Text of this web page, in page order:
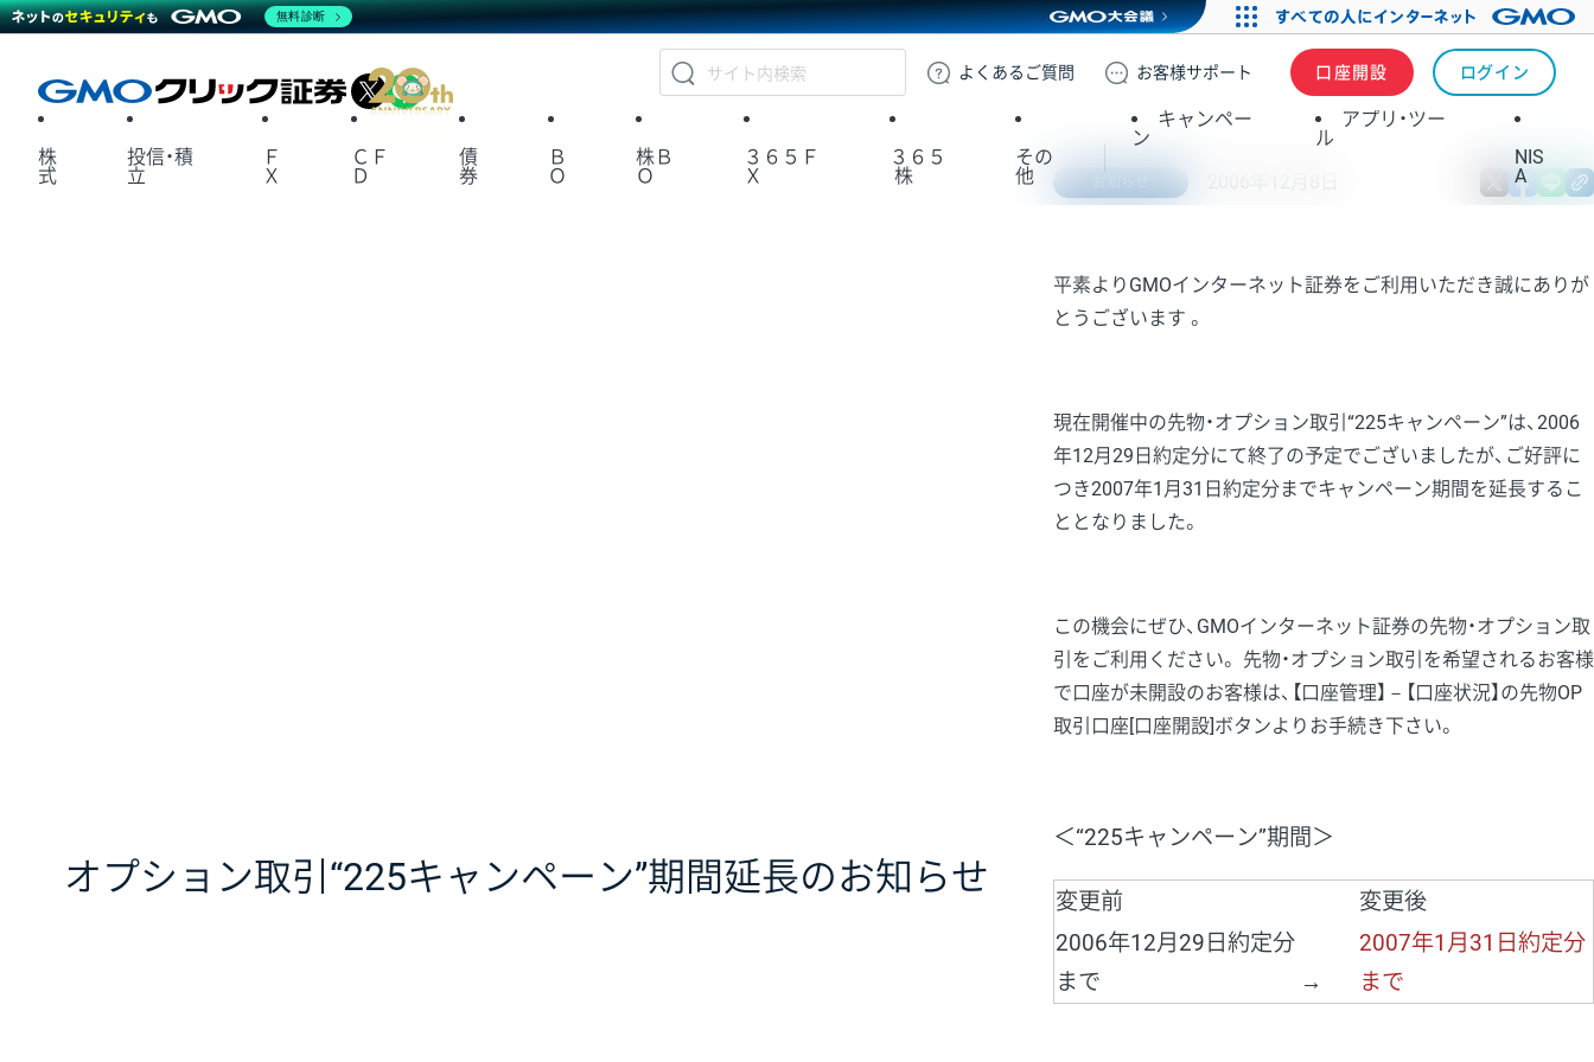
GMOクリック証券
よくある ご質問 お客様サポート 口座開設 ログイン
X
株
式
投信・積
立
Ｆ
Ｘ
ＣＦ
Ｄ
債
券
Ｂ
Ｏ
株Ｂ
Ｏ
３６５Ｆ
Ｘ
３６５
株
その
他
キャンペー
ン
アプリ・ツー
ル
NIS
A
オプション取引“225キャンペーン”期間延長のお知らせ
X
平素よりGMOインターネット証券をご利用いただき誠にありが
とうございます 。
現在開催中の先物・オプション取引“225キャンペーン”は、2006
年12月29日約定分にて終了の予定でございましたが、ご好評に
つき2007年1月31日約定分までキャンペーン期間を延長するこ
ととなりました。
この機会にぜひ、GMOインターネット証券の先物・オプション取
引をご利用ください。 先物・オプション取引を希望されるお客様
で口座が未開設のお客様は、【口座管理】－【口座状況】の先物OP
取引口座[口座開設]ボタンよりお手続き下さい。
＜“225キャンペーン”期間＞
変更前
変更後
2006年12月29日約定分
まで
→
2007年1月31日約定分
まで
無料診断